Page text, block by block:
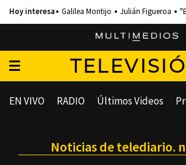
Galilea Montijo Julián Figueroa
EN VIVO RADIO Últimos Videos
Noticias de telediario.